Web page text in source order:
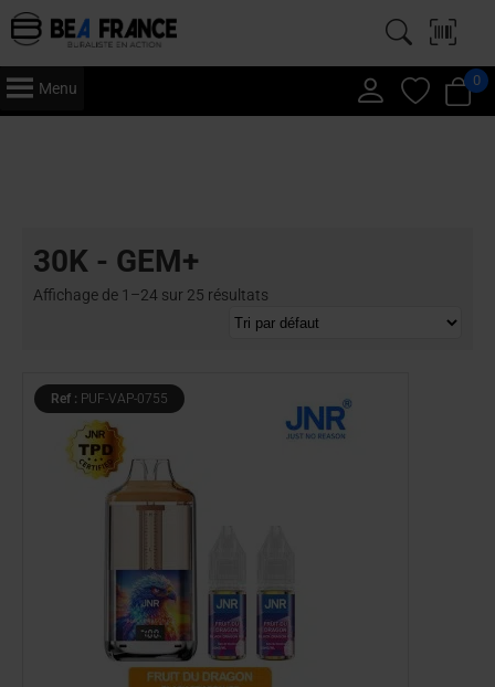
Menu 0
30K - GEM+
Affichage de 1–24 sur 25 résultats
Ref : PUF-VAP-0755